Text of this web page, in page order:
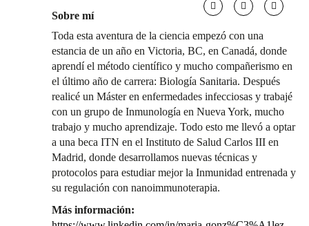
Sobre mí
Toda esta aventura de la ciencia empezó con una
estancia de un año en Victoria, BC, en Canadá, donde
aprendí el método científico y mucho compañerismo en
el último año de carrera: Biología Sanitaria. Después
realicé un Máster en enfermedades infecciosas y trabajé
con un grupo de Inmunología en Nueva York, mucho
trabajo y mucho aprendizaje. Todo esto me llevó a optar
a una beca ITN en el Instituto de Salud Carlos III en
Madrid, donde desarrollamos nuevas técnicas y
protocolos para estudiar mejor la Inmunidad entrenada y
su regulación con nanoimmunoterapia.
Más información: